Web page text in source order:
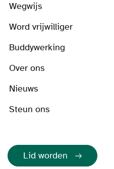
Wegwijs
Word vrijwilliger
Buddywerking
Over ons
Nieuws
Steun ons
Lid worden